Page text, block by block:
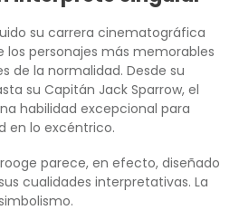
su carrera cinematográfica
los personajes más memorables
de la normalidad. Desde su
su Capitán Jack Sparrow, el
habilidad excepcional para
en lo excéntrico.
parece, en efecto, diseñado
cualidades interpretativas. La